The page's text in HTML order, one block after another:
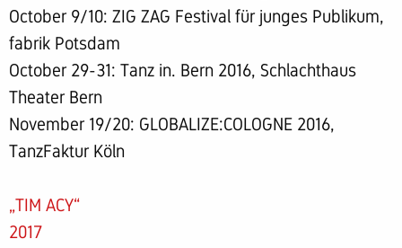
October 9/10: ZIG ZAG Festival für junges Publikum,
fabrik Potsdam
October 29-31: Tanz in. Bern 2016, Schlachthaus
Theater Bern
November 19/20: GLOBALIZE:COLOGNE 2016,
TanzFaktur Köln
„TIM ACY“
2017